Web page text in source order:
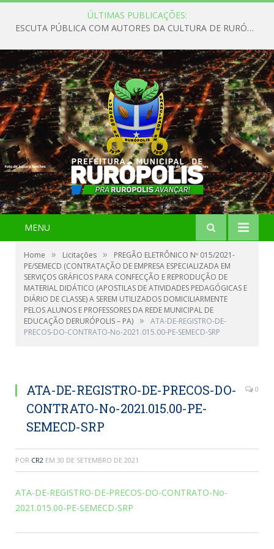
ÚLTIMAS PUBLICAÇÕES:
ESCUTA PÚBLICA COM AUTORES DA CULTURA DE RURÓPOLIS
MENU
Home » Licitações »
PREGÃO ELETRÔNICO Nº 015/2021-
PE/SEMECD (CONTRATAÇÃO DE EMPRESA ESPECIALIZADA EM
SERVIÇOS GRÁFICOS PARA CONFECÇÃO E REPRODUÇÃO DE
MATERIAL DIDÁTICO (APOSTILAS DE ATIVIDADES PEDAGÓGICAS E
DIÁRIO DE CLASSE) A SEREM UTILIZADOS DOMICILIARMENTE
PELOS ALUNOS E PROFESSORES DA REDE MUNICIPAL DE
EDUCAÇÃO DERURÓPOLIS – PA) »
ATA-DE-REGISTRO-DE-
PRECOS-DO-CONTRATO-No-2021.015.00-PE-SEMECD-SRP
ATA-DE-REGISTRO-DE-PRECOS-DO-
CONTRATO-No-2021.015.00-PE-
SEMECD-SRP
0
POR CR2 EM 30 DE SETEMBRO DE 2021
ATA-DE-REGISTRO-DE-PRECOS-DO-CONTRATO-No-
2021.015.00-PE-SEMECD-SRP